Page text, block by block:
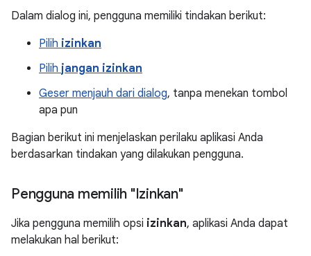
Dalam dialog ini, pengguna memiliki tindakan berikut:
Pilih izinkan
Pilih jangan izinkan
Geser menjauh dari dialog, tanpa menekan tombol
apa pun
Bagian berikut ini menjelaskan perilaku aplikasi Anda
berdasarkan tindakan yang dilakukan pengguna.
Pengguna memilih "Izinkan"
Jika pengguna memilih opsi izinkan, aplikasi Anda dapat
melakukan hal berikut: